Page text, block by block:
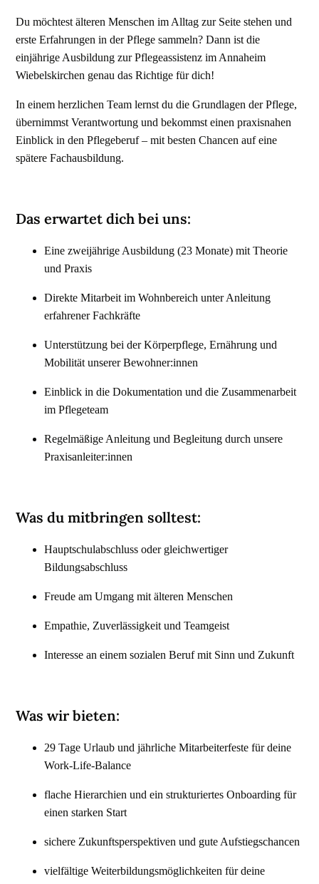
Du möchtest älteren Menschen im Alltag zur Seite stehen und
erste Erfahrungen in der Pflege sammeln? Dann ist die
einjährige Ausbildung zur Pflegeassistenz im Annaheim
Wiebelskirchen genau das Richtige für dich!
In einem herzlichen Team lernst du die Grundlagen der Pflege,
übernimmst Verantwortung und bekommst einen praxisnahen
Einblick in den Pflegeberuf – mit besten Chancen auf eine
spätere Fachausbildung.
Das erwartet dich bei uns:
Eine zweijährige Ausbildung (23 Monate) mit Theorie
und Praxis
Direkte Mitarbeit im Wohnbereich unter Anleitung
erfahrener Fachkräfte
Unterstützung bei der Körperpflege, Ernährung und
Mobilität unserer Bewohner:innen
Einblick in die Dokumentation und die Zusammenarbeit
im Pflegeteam
Regelmäßige Anleitung und Begleitung durch unsere
Praxisanleiter:innen
Was du mitbringen solltest:
Hauptschulabschluss oder gleichwertiger
Bildungsabschluss
Freude am Umgang mit älteren Menschen
Empathie, Zuverlässigkeit und Teamgeist
Interesse an einem sozialen Beruf mit Sinn und Zukunft
Was wir bieten:
29 Tage Urlaub und jährliche Mitarbeiterfeste für deine
Work-Life-Balance
flache Hierarchien und ein strukturiertes Onboarding für
einen starken Start
sichere Zukunftsperspektiven und gute Aufstiegschancen
vielfältige Weiterbildungsmöglichkeiten für deine